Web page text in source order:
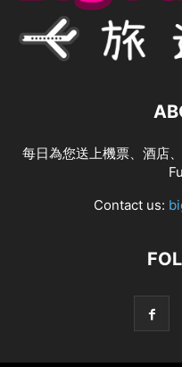
每日為您送上機票、酒店
Contact us: